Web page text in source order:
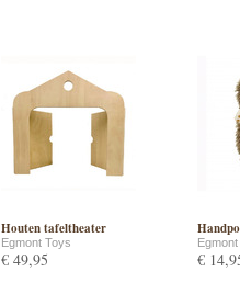
Houten tafeltheater
Egmont Toys
€ 49,95 €